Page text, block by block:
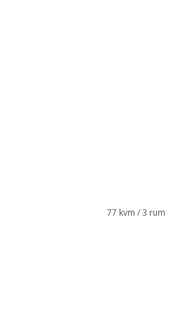
77 kvm / 3 rum